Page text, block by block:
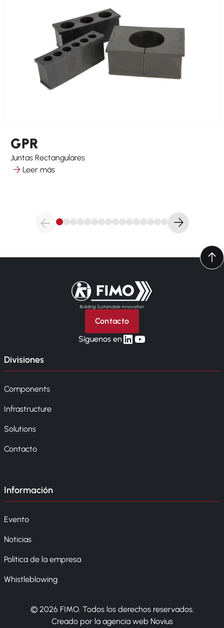
GPR
Juntas Rectangulares
Leer más
Volver a la página principal
Contacto
Síguenos enlinkedin
yt
Divisiones
Components
Infrastructure
Solutions
Contacto
Información
Evento
Noticias
Política de la empresa
Whistleblowing
© 2026 FIMO. Todos los derechos reservados.
Creado por la agencia web Novius